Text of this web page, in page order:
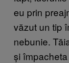
eu prin
văzut un tip
nebunie.
și